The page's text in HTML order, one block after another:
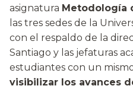
asignatura Metodología
las tres sedes de la
con el respaldo de la
Santiago y las jefaturas
estudiantes con un
visibilizar los avances